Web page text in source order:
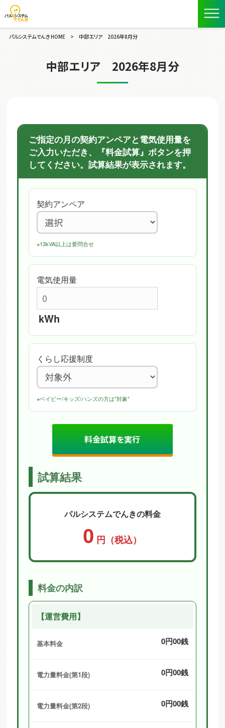
パルシステムでんき HOME > 中部エリア 2026年8月分
中部エリア 2026年8月分
ご指定の月の契約アンペアと電気使用量を
ご入力いただき、『料金試算』ボタンを押
してください。試算結果が表示されます。
契約アンペア
※13kVA以上は要問合せ
電気使用量
kWh
くらし応援制度
※ベイビー/キッズ/ハンズの方は"対象"
試算結果
パルシステムでんきの料金
0 円（税込）
料金の内訳
【運営費用】
基本料金 0円00銭
電力量料金(第1段) 0円00銭
電力量料金(第2段) 0円00銭